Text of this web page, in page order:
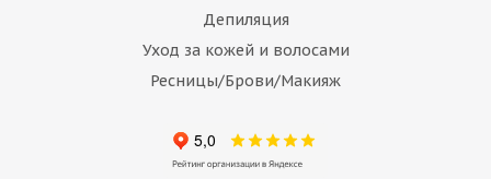
Депиляция
Уход за кожей и волосами
Ресницы/Брови/Макияж